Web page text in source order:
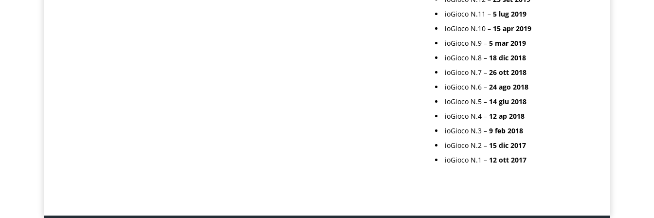
ioGioco N.11 – 5 lug 2019
ioGioco N.10 – 15 apr 2019
ioGioco N.9 – 5 mar 2019
ioGioco N.8 – 18 dic 2018
ioGioco N.7 – 26 ott 2018
ioGioco N.6 – 24 ago 2018
ioGioco N.5 – 14 giu 2018
ioGioco N.4 – 12 ap 2018
ioGioco N.3 – 9 feb 2018
ioGioco N.2 – 15 dic 2017
ioGioco N.1 – 12 ott 2017